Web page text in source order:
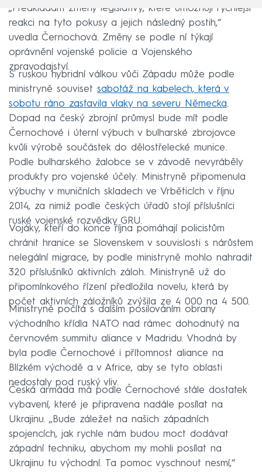
„Předkládám změny legislativy, které umožňují rychlejší
reakci na tyto pokusy a jejich následný postih,“
uvedla Černochová. Změny se podle ní týkají
oprávnění vojenské policie a Vojenského
zpravodajství.
S ruskou hybridní válkou vůči Západu může podle
ministryně souviset sabotáž na kabelech, která v
sobotu ráno zastavila vlaky na severu Německa.
Dopad na český zbrojní průmysl bude mít podle
Černochové i úterní výbuch v bulharské zbrojovce
kvůli výrobě součástek do dělostřelecké munice.
Podle bulharského žalobce se v závodě nevyráběly
produkty pro vojenské účely. Ministryně připomenula
výbuchy v muničních skladech ve Vrběticích v říjnu
2014, za nimiž podle českých úřadů stojí příslušníci
ruské vojenské rozvědky GRU.
Vojáky, kteří do konce října pomáhají policistům
chránit hranice se Slovenskem v souvislosti s nárůstem
nelegální migrace, by podle ministryně mohlo nahradit
320 příslušníků aktivních záloh. Ministryně už do
připomínkového řízení předložila novelu, která by
počet aktivních záložníků zvýšila ze 4 000 na 4 500.
Ministryně počítá s dalším posilováním obrany
východního křídla NATO nad rámec dohodnutý na
červnovém summitu aliance v Madridu. Vhodná by
byla podle Černochové i přítomnost aliance na
Blízkém východě a v Africe, aby se tyto oblasti
nedostaly pod ruský vliv.
Česká armáda má podle Černochové stále dostatek
vybavení, které je připravena nadále posílat na
Ukrajinu. „Bude záležet na našich západních
spojencích, jak rychle nám budou moct dodávat
západní techniku, abychom my mohli posílat na
Ukrajinu tu východní. Ta pomoc vyschnout nesmí,“